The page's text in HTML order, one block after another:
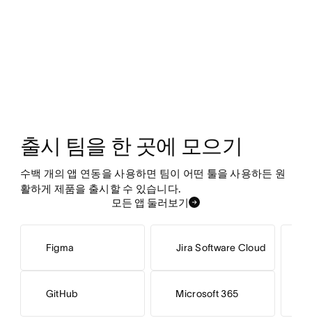
출시 팀을 한 곳에 모으기
수백 개의 앱 연동을 사용하면 팀이 어떤 툴을 사용하든 원
활하게 제품을 출시할 수 있습니다.
모든 앱 둘러보기
Figma
GitHub
Jira Software Cloud
Microsoft 365